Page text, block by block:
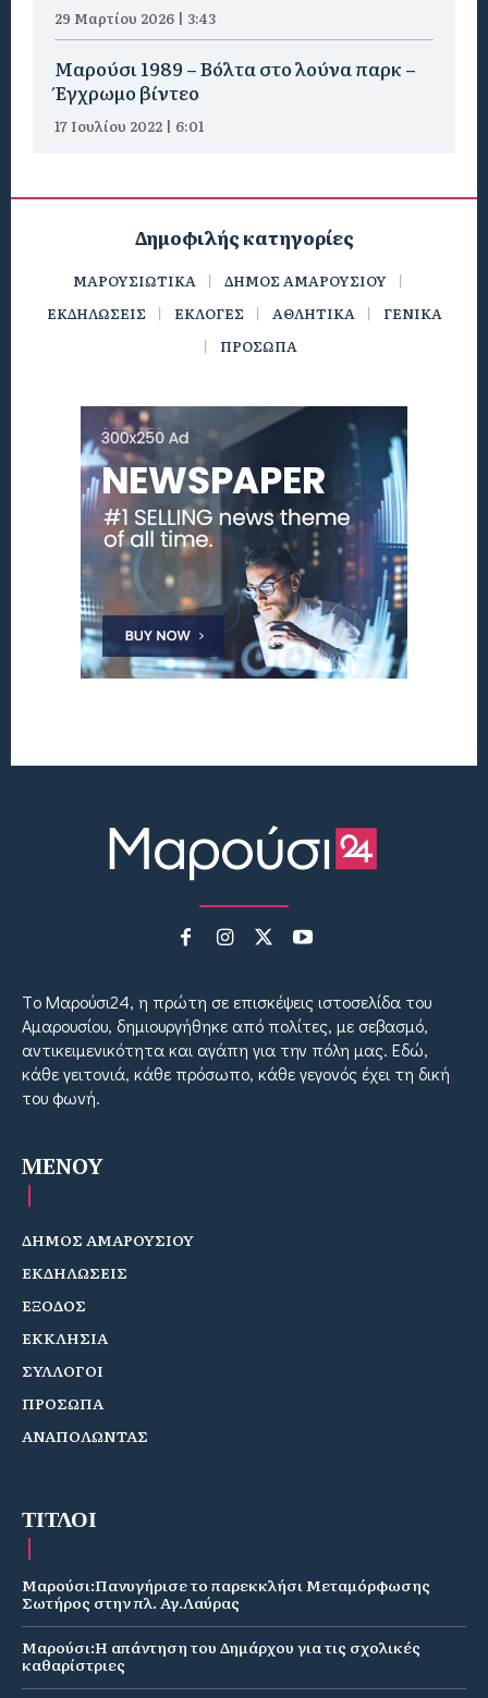
29 Μαρτίου 2026 | 3:43
Μαρούσι 1989 – Βόλτα στο λούνα παρκ –
Έγχρωμο βίντεο
17 Ιουλίου 2022 | 6:01
Δημοφιλής κατηγορίες
ΜΑΡΟΥΣΙΩΤΙΚΑ
ΔΗΜΟΣ ΑΜΑΡΟΥΣΙΟΥ
ΕΚΔΗΛΩΣΕΙΣ
ΕΚΛΟΓΕΣ ΑΘΛΗΤΙΚΑ
ΓΕΝΙΚΑ
ΠΡΟΣΩΠΑ
Tο Μαρούσι24, η πρώτη σε επισκέψεις ιστοσελίδα του
Αμαρουσίου, δημιουργήθηκε από πολίτες, με σεβασμό,
αντικειμενικότητα και αγάπη για την πόλη μας. Εδώ,
κάθε γειτονιά, κάθε πρόσωπο, κάθε γεγονός έχει τη δική
του φωνή.
MENOY
ΔΗΜΟΣ ΑΜΑΡΟΥΣΙΟΥ
ΕΚΔΗΛΩΣΕΙΣ
ΕΞΟΔΟΣ
ΕΚΚΛΗΣΙΑ
ΣΥΛΛΟΓΟΙ
ΠΡΟΣΩΠΑ
ΑΝΑΠΟΛΩΝΤΑΣ
ΤΙΤΛΟΙ
Μαρούσι:Πανυγήρισε το παρεκκλήσι Μεταμόρφωσης
Σωτήρος στην πλ. Αγ.Λαύρας
Μαρούσι:Η απάντηση του Δημάρχου για τις σχολικές
καθαρίστριες